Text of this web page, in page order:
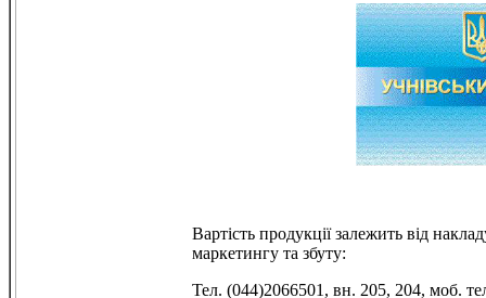
Вартість продукції залежить від
маркетингу та збуту:
Тел. (044)2066501, вн. 205, 204, моб.